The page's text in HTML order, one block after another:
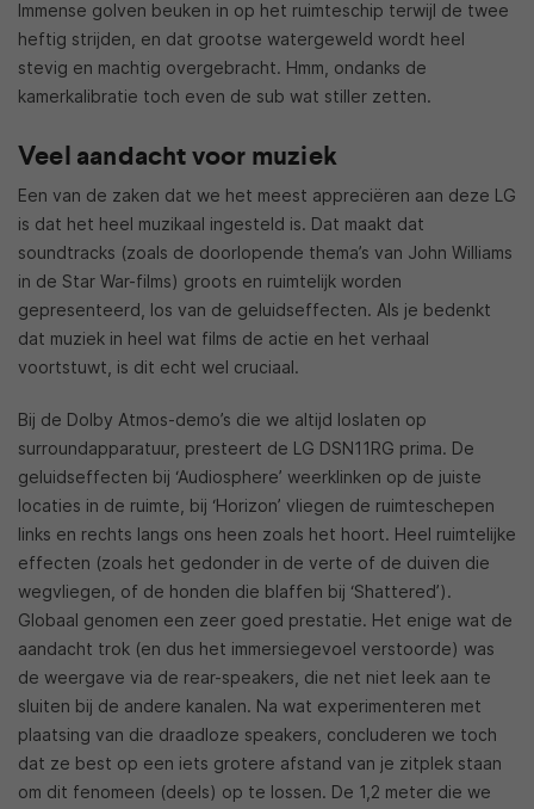
Immense golven beuken in op het ruimteschip terwijl de twee
heftig strijden, en dat grootse watergeweld wordt heel
stevig en machtig overgebracht. Hmm, ondanks de
kamerkalibratie toch even de sub wat stiller zetten.
Veel aandacht voor muziek
Een van de zaken dat we het meest appreciëren aan deze LG
is dat het heel muzikaal ingesteld is. Dat maakt dat
soundtracks (zoals de doorlopende thema’s van John Williams
in de Star War-films) groots en ruimtelijk worden
gepresenteerd, los van de geluidseffecten. Als je bedenkt
dat muziek in heel wat films de actie en het verhaal
voortstuwt, is dit echt wel cruciaal.
Bij de Dolby Atmos-demo’s die we altijd loslaten op
surroundapparatuur, presteert de LG DSN11RG prima. De
geluidseffecten bij ‘Audiosphere’ weerklinken op de juiste
locaties in de ruimte, bij ‘Horizon’ vliegen de ruimteschepen
links en rechts langs ons heen zoals het hoort. Heel ruimtelijke
effecten (zoals het gedonder in de verte of de duiven die
wegvliegen, of de honden die blaffen bij ‘Shattered’).
Globaal genomen een zeer goed prestatie. Het enige wat de
aandacht trok (en dus het immersiegevoel verstoorde) was
de weergave via de rear-speakers, die net niet leek aan te
sluiten bij de andere kanalen. Na wat experimenteren met
plaatsing van die draadloze speakers, concluderen we toch
dat ze best op een iets grotere afstand van je zitplek staan
om dit fenomeen (deels) op te lossen. De 1,2 meter die we